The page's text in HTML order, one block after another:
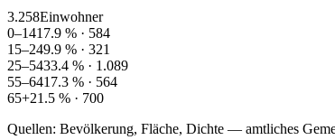
3.258Einwohner
0–1417.9 % · 584
15–249.9 % · 321
25–5433.4 % · 1.089
55–6417.3 % · 564
65+21.5 % · 700
Quellen: Bevölkerung, Fläche, Dichte — amtliches